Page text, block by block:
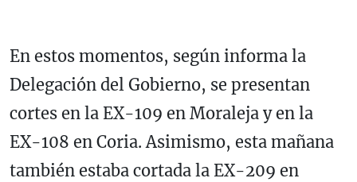
En estos momentos, según informa la
Delegación del Gobierno, se presentan
cortes en la EX-109 en Moraleja y en la
EX-108 en Coria. Asimismo, esta mañana
también estaba cortada la EX-209 en